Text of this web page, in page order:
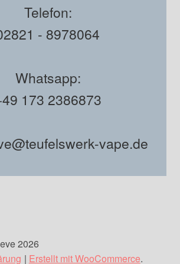
Telefon:
- 8978064
Whatsapp:
173 2386873
vape.de
2026
Erstellt mit WooCommerce.